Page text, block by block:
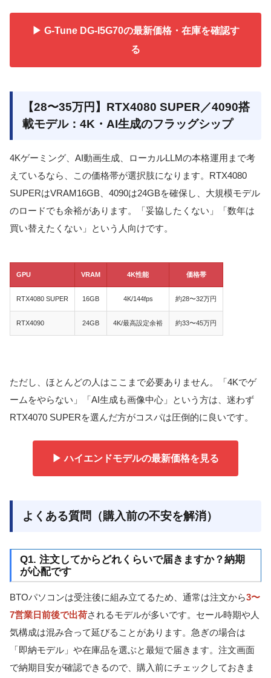
▶ G-Tune DG-I5G70の最新価格・在庫を確認す
る
【28〜35万円】RTX4080 SUPER／4090搭
載モデル：4K・AI生成のフラッグシップ
4Kゲーミング、AI動画生成、ローカルLLMの本格運用まで考
えているなら、この価格帯が選択肢になります。RTX4080
SUPERはVRAM16GB、4090は24GBを確保し、大規模モデル
のロードでも余裕があります。「妥協したくない」「数年は
買い替えたくない」という人向けです。
GPU VRAM 4K性能 価格帯
RTX4080 SUPER 16GB 4K/144fps 約28〜32万円
RTX4090 24GB 4K/最高設定余裕 約33〜45万円
ただし、ほとんどの人はここまで必要ありません。「4Kでゲ
ームをやらない」「AI生成も画像中心」という方は、迷わず
RTX4070 SUPERを選んだ方がコスパは圧倒的に良いです。
▶ ハイエンドモデルの最新価格を見る
よくある質問（購入前の不安を解消）
Q1. 注文してからどれくらいで届きますか？納期
が心配です
BTOパソコンは受注後に組み立てるため、通常は注文から3〜
7営業日前後で出荷されるモデルが多いです。セール時期や人
気構成は混み合って延びることがあります。急ぎの場合は
「即納モデル」や在庫品を選ぶと最短で届きます。注文画面
で納期目安が確認できるので、購入前にチェックしておきま